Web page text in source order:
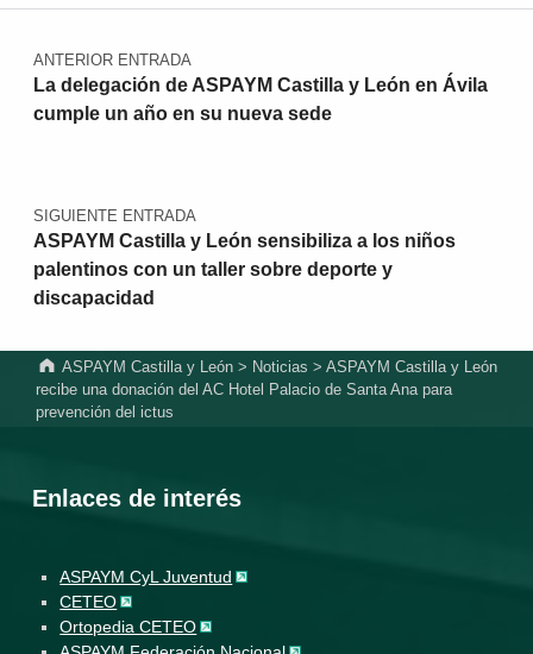
Navegación de entradas
ANTERIOR ENTRADA
La delegación de ASPAYM Castilla y León en Ávila
cumple un año en su nueva sede
SIGUIENTE ENTRADA
ASPAYM Castilla y León sensibiliza a los niños
palentinos con un taller sobre deporte y
discapacidad
ASPAYM Castilla y León > Noticias >ASPAYM Castilla y León
recibe una donación del AC Hotel Palacio de Santa Ana para
prevención del ictus
Enlaces de interés
ASPAYM CyL Juventud
CETEO
Ortopedia CETEO